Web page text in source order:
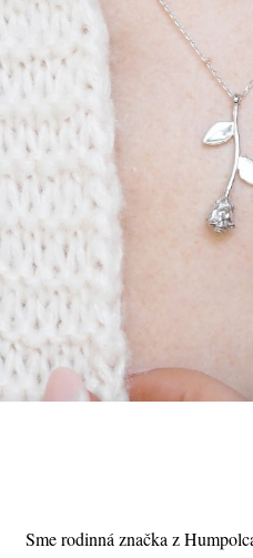
Sme rodinná značka z